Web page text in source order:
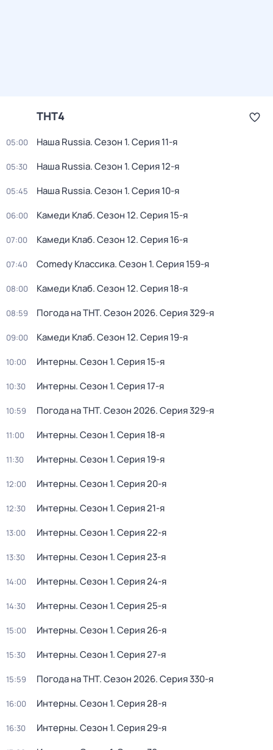
ТНТ4
05:00 Наша Russia. Сезон 1. Серия 11-я
05:30 Наша Russia. Сезон 1. Серия 12-я
05:45 Наша Russia. Сезон 1. Серия 10-я
06:00 Камеди Клаб. Сезон 12. Серия 15-я
07:00 Камеди Клаб. Сезон 12. Серия 16-я
07:40 Comedy Классика. Сезон 1. Серия 159-я
08:00 Камеди Клаб. Сезон 12. Серия 18-я
08:59 Погода на ТНТ. Сезон 2026. Серия 329-я
09:00 Камеди Клаб. Сезон 12. Серия 19-я
10:00 Интерны. Сезон 1. Серия 15-я
10:30 Интерны. Сезон 1. Серия 17-я
10:59 Погода на ТНТ. Сезон 2026. Серия 329-я
11:00 Интерны. Сезон 1. Серия 18-я
11:30 Интерны. Сезон 1. Серия 19-я
12:00 Интерны. Сезон 1. Серия 20-я
12:30 Интерны. Сезон 1. Серия 21-я
13:00 Интерны. Сезон 1. Серия 22-я
13:30 Интерны. Сезон 1. Серия 23-я
14:00 Интерны. Сезон 1. Серия 24-я
14:30 Интерны. Сезон 1. Серия 25-я
15:00 Интерны. Сезон 1. Серия 26-я
15:30 Интерны. Сезон 1. Серия 27-я
15:59 Погода на ТНТ. Сезон 2026. Серия 330-я
16:00 Интерны. Сезон 1. Серия 28-я
16:30 Интерны. Сезон 1. Серия 29-я